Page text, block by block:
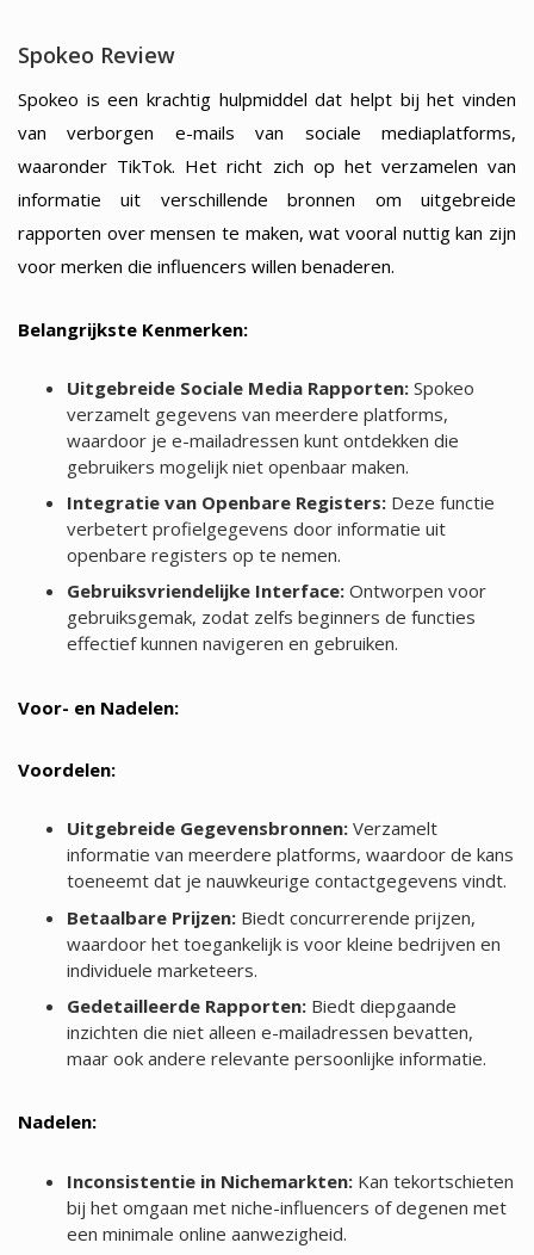
Spokeo Review
Spokeo is een krachtig hulpmiddel dat helpt bij het vinden
van verborgen e-mails van sociale mediaplatforms,
waaronder TikTok. Het richt zich op het verzamelen van
informatie uit verschillende bronnen om uitgebreide
rapporten over mensen te maken, wat vooral nuttig kan zijn
voor merken die influencers willen benaderen.
Belangrijkste Kenmerken:
Uitgebreide Sociale Media Rapporten:Spokeo
verzamelt gegevens van meerdere platforms,
waardoor je e-mailadressen kunt ontdekken die
gebruikers mogelijk niet openbaar maken.
Integratie van Openbare Registers:Deze functie
verbetert profielgegevens door informatie uit
openbare registers op te nemen.
Gebruiksvriendelijke Interface:Ontworpen voor
gebruiksgemak, zodat zelfs beginners de functies
effectief kunnen navigeren en gebruiken.
Voor- en Nadelen:
Voordelen:
Uitgebreide Gegevensbronnen:Verzamelt
informatie van meerdere platforms, waardoor de kans
toeneemt dat je nauwkeurige contactgegevens vindt.
Betaalbare Prijzen:Biedt concurrerende prijzen,
waardoor het toegankelijk is voor kleine bedrijven en
individuele marketeers.
Gedetailleerde Rapporten:Biedt diepgaande
inzichten die niet alleen e-mailadressen bevatten,
maar ook andere relevante persoonlijke informatie.
Nadelen:
Inconsistentie in Nichemarkten:Kan tekortschieten
bij het omgaan met niche-influencers of degenen met
een minimale online aanwezigheid.